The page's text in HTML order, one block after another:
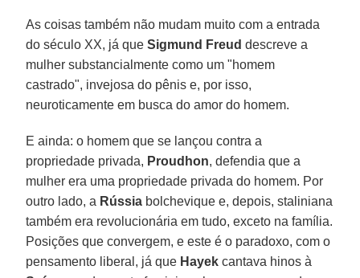
As coisas também não mudam muito com a entrada
do século XX, já queSigmund Freud descreve a
mulher substancialmente como um "homem
castrado", invejosa do pênis e, por isso,
neuroticamente em busca do amor do homem.
E ainda: o homem que se lançou contra a
propriedade privada, Proudhon, defendia que a
mulher era uma propriedade privada do homem. Por
outro lado, a Rússia bolchevique e, depois, staliniana
também era revolucionária em tudo, exceto na família.
Posições que convergem, e este é o paradoxo, com o
pensamento liberal, já que Hayek cantava hinos à